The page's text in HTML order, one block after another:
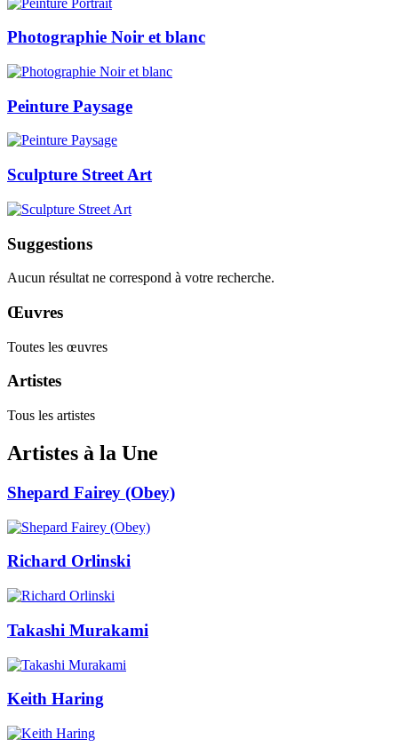
Photographie Noir et blanc
Peinture Paysage
Sculpture Street Art
Suggestions
Aucun résultat ne correspond à votre recherche.
Œuvres
Toutes les œuvres
Artistes
Tous les artistes
Artistes à la Une
Shepard Fairey (Obey)
Richard Orlinski
Takashi Murakami
Keith Haring